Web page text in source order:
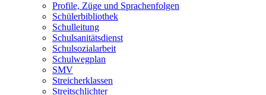
Profile, Züge und Sprachenfolgen
Schülerbibliothek
Schulleitung
Schulsanitätsdienst
Schulsozialarbeit
Schulwegplan
SMV
Streicherklassen
Streitschlichter